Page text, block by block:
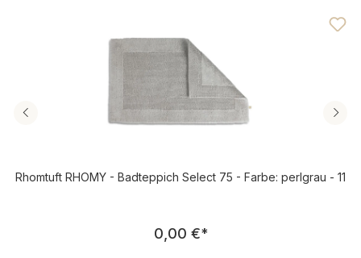
Rhomtuft RHOMY - Badteppich Select 75 - Farbe: perlgrau - 11
Regulärer Preis:
0,00 €*